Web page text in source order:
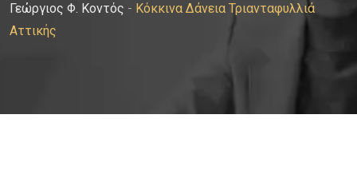
Γεώργιος Φ. Κοντός - Κόκκινα Δάνεια Τριανταφυλλιά
Αττικής